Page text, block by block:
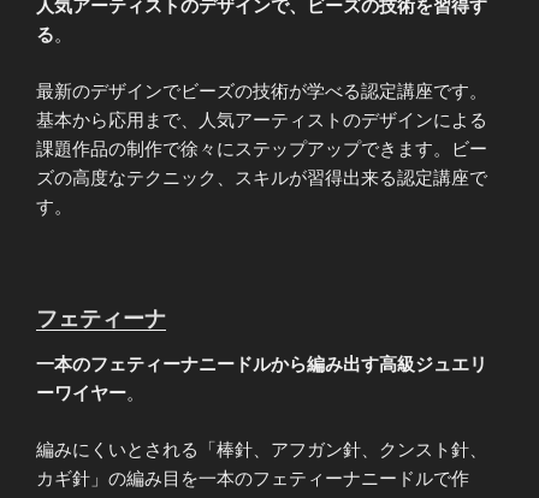
人気アーティストのデザインで、ビーズの技術を習得す
る。
最新のデザインでビーズの技術が学べる認定講座です。
基本から応用まで、人気アーティストのデザインによる
課題作品の制作で徐々にステップアップできます。ビー
ズの高度なテクニック、スキルが習得出来る認定講座で
す。
フェティーナ
一本のフェティーナニードルから編み出す高級ジュエリ
ーワイヤー。
編みにくいとされる「棒針、アフガン針、クンスト針、
カギ針」の編み目を一本のフェティーナニードルで作